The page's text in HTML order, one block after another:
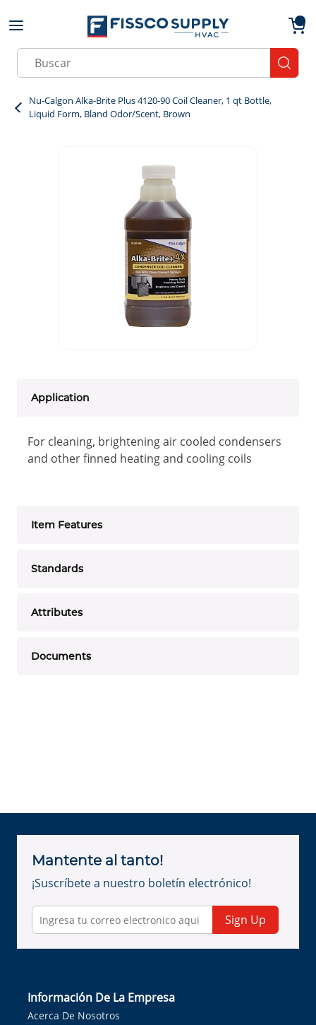
Skip to main content
Site Search
Nu-Calgon Alka-Brite Plus 4120-90 Coil Cleaner, 1 qt Bottle,
Liquid Form, Bland Odor/Scent, Brown
Application
For cleaning, brightening air cooled condensers
and other finned heating and cooling coils
Item Features
Standards
Attributes
Documents
Mantente al tanto!
¡Suscríbete a nuestro boletín electrónico!
Sign Up
Información De La Empresa
Acerca De Nosotros